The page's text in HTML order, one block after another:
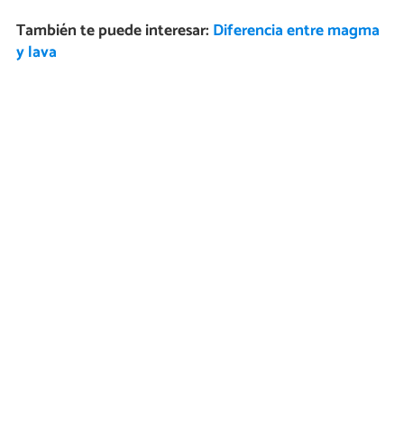
También te puede interesar: Diferencia entre magma
y lava